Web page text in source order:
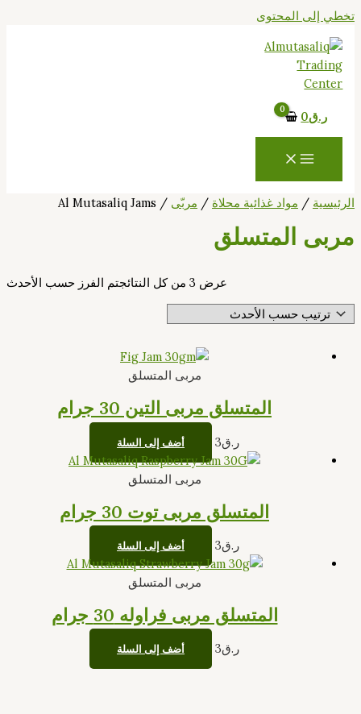
تخطي إلى المحتوى
ر.ق0
الرئيسية / مواد غذائية محلاة / مربّى / Al Mutasaliq Jams
مربى المتسلق
عرض ⁦3⁩ من كل النتائج تم الفرز حسب الأحدث
مربى المتسلق
المتسلق مربى التين 30 جرام
ر.ق3 أضف إلى السلة
مربى المتسلق
المتسلق مربى توت 30 جرام
ر.ق3 أضف إلى السلة
مربى المتسلق
المتسلق مربى فراوله 30 جرام
ر.ق3 أضف إلى السلة